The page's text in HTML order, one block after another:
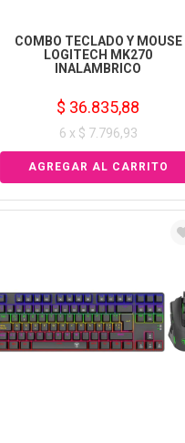
COMBO TECLADO Y MOUSE
LOGITECH MK270
INALAMBRICO
$ 36.835,88
6 x $ 7.796,93